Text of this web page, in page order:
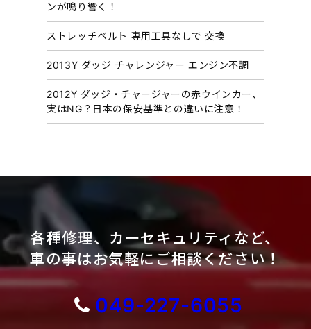
ンが鳴り響く！
ストレッチベルト 専用工具なしで 交換
2013Y ダッジ チャレンジャー エンジン不調
2012Y ダッジ・チャージャーの赤ウインカー、
実はNG？日本の保安基準との違いに注意！
各種修理、カーセキュリティなど、
車の事はお気軽にご相談ください！
049-227-6055